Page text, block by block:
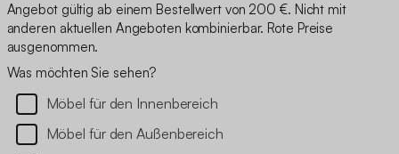
Angebot gültig ab einem Bestellwert von 200 €. Nicht mit
anderen aktuellen Angeboten kombinierbar. Rote Preise
ausgenommen.
Was möchten Sie sehen?
Möbel für den Innenbereich
Möbel für den Außenbereich